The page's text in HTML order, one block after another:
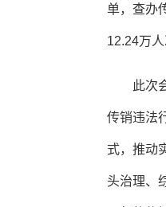
单，查办
12.24万人
此次
传销违法
式，推动
头治理、